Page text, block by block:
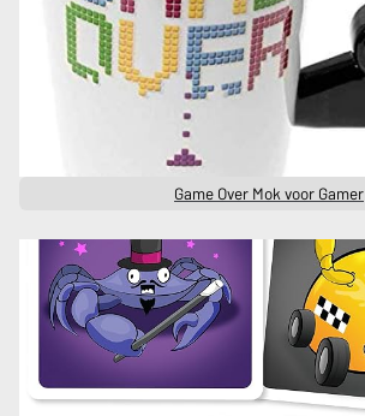
Game Over Mok voor Gamer